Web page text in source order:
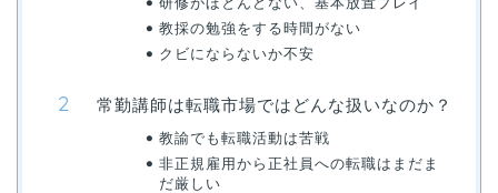
教採の勉強をする時間がない
クビにならないか不安
常勤講師は転職市場ではどんな扱いなのか？
教諭でも転職活動は苦戦
非正規雇用から正社員への転職はまだま
だ厳しい